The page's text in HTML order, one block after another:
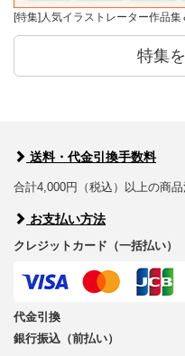
[特集]人気イラストレーター作品集
特集
送料・代金引換手数料
合計4,000円（税込）以上の商
お支払い方法
クレジットカード（一括払い）
代金引換
銀行振込（前払い）